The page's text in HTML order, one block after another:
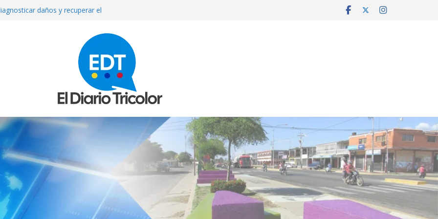
daños y recuperar el
septiembre anuncia el Ministerio
asesinada de un disparo durante
Valeria Márquez: detienen a
del crimen y surgen nuevos